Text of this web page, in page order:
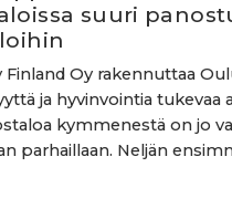
suuri
Finland Oy rakennuttaa
ja hyvinvointia tukevaa
kymmenestä on jo
parhaillaan. Neljän